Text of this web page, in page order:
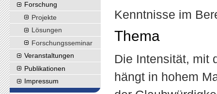
Kenntnisse im
Thema
Die Intensität, mit
hängt in hohem
Forschung
Projekte
Lösungen
Forschungsseminar
Veranstaltungen
Publikationen
Impressum